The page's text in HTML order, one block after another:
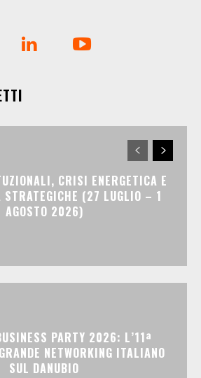
CRISI ENERGETICA E
STRATEGICHE (27 LUGLIO – 1
AGOSTO 2026)
PARTY 2026: L’11ª
NETWORKING ITALIANO
SUL DANUBIO